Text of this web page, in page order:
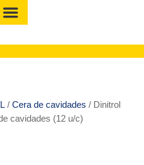
/ Cera de cavidades / Dinitrol
cavidades (12 u/c)